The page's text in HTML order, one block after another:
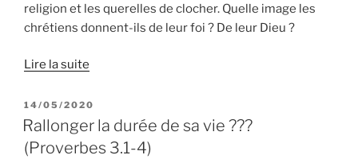
religion et les querelles de clocher. Quelle image les
chrétiens donnent-ils de leur foi ? De leur Dieu ?
Lire la suite
PUBLIÉ
LE
14/05/2020
Rallonger la durée de sa vie ???
(Proverbes 3.1-4)